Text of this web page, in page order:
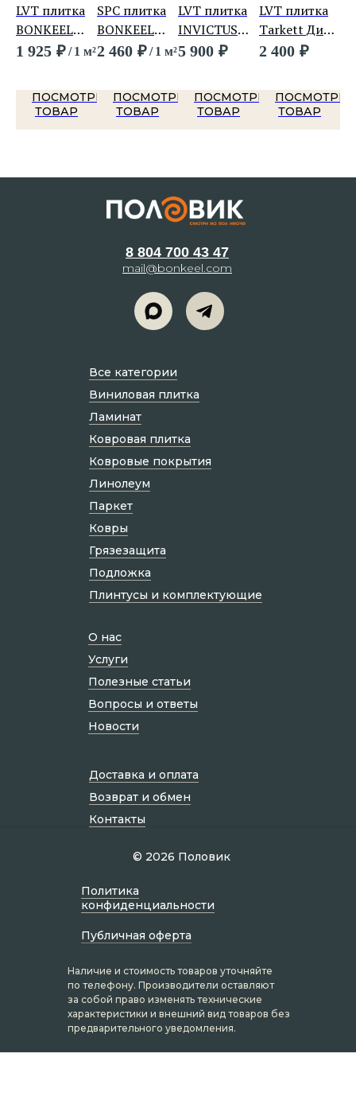
LVT плитка
BONKEEL
Рокстар
1 925 ₽/ 1 м²
ПОСМОТРЕТЬ
ТОВАР
SPC плитка
BONKEEL
Пайн 309
2 460 ₽/ 1 м²
ПОСМОТРЕТЬ
ТОВАР
LVT плитка
INVICTUS
Maximus RC
Champagne
5 900 ₽
ПОСМОТРЕТЬ
ТОВАР
LVT плитка
Tarkett Дип
Хаус Стэнли
2 400 ₽
ТОВАР
8 804 700 43 47
mail@bonkeel.com
О нас
Услуги
Полезные статьи
Вопросы и ответы
Новости
Доставка и оплата
Возврат и обмен
Контакты
© 2026 Половик
Наличие и стоимость товаров уточняйте
по телефону. Производители оставляют
за собой право изменять технические
характеристики и внешний вид товаров без
предварительного уведомления.
Все категории
Виниловая плитка
Ламинат
Ковровая плитка
Ковровые покрытия
Линолеум
Паркет
Ковры
Грязезащита
Подложка
Плинтусы и комплектующие
Политик а
конфиденциальности
Публичная оферта